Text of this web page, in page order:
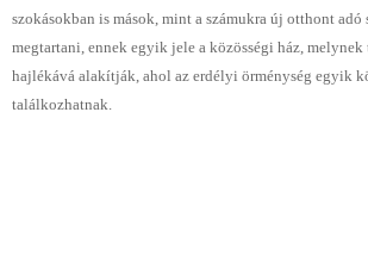
szokásokban is mások, mint a számukra új otthont
megtartani, ennek egyik jele a közösségi ház,
hajlékává alakítják, ahol az erdélyi örménység egyik
találkozhatnak.